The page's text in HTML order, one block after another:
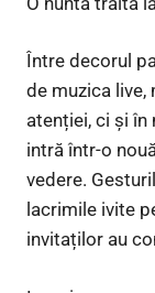
Între decorul
de muzica live,
atenției, ci și
intră într-o
vedere.
lacrimile ivite
invitaților au